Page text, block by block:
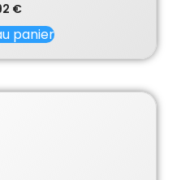
€
panier